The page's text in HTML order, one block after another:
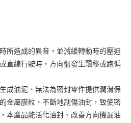
彰化商業銀行
台北富邦商業銀行
台中商業銀行
華泰商業銀行
遠東國際商業銀行
永豐商業銀行
所造成的異音，並減緩轉動時的壓迫
直線行駛時，方向盤發生飄移或跑偏
成油泥、無法為密封零件提供潤滑保
金屬膜粒、不斷地刮傷油封，致使密
本產品能活化油封、改善方向機漏油